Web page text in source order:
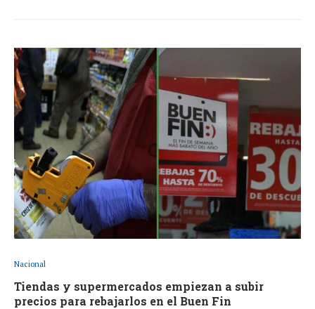
Nacional
Tiendas y supermercados empiezan a subir
precios para rebajarlos en el Buen Fin